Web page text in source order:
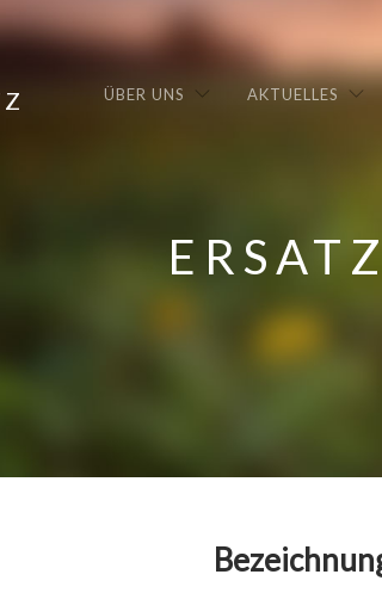
ÜBER UNS AKTUELLES